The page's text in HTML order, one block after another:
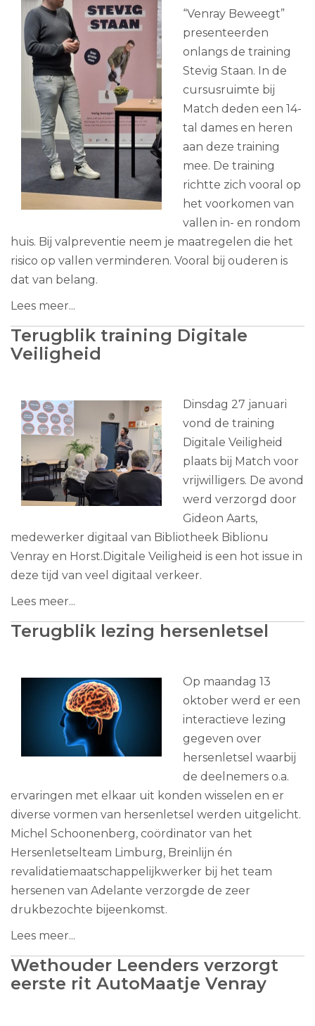
“Venray Beweegt”
presenteerden
onlangs de training
Stevig Staan. In de
cursusruimte bij
Match deden een 14-
tal dames en heren
aan deze training
mee. De training
richtte zich vooral op
het voorkomen van
vallen in- en rondom
huis. Bij valpreventie neem je maatregelen die het
risico op vallen verminderen. Vooral bij ouderen is
dat van belang.
Lees meer...
Terugblik training Digitale
Veiligheid
Dinsdag 27 januari
vond de training
Digitale Veiligheid
plaats bij Match voor
vrijwilligers. De avond
werd verzorgd door
Gideon Aarts,
medewerker digitaal van Bibliotheek Biblionu
Venray en Horst.Digitale Veiligheid is een hot issue in
deze tijd van veel digitaal verkeer.
Lees meer...
Terugblik lezing hersenletsel
Op maandag 13
oktober werd er een
interactieve lezing
gegeven over
hersenletsel waarbij
de deelnemers o.a.
ervaringen met elkaar uit konden wisselen en er
diverse vormen van hersenletsel werden uitgelicht.
Michel Schoonenberg, coördinator van het
Hersenletselteam Limburg, Breinlijn én
revalidatiemaatschappelijkwerker bij het team
hersenen van Adelante verzorgde de zeer
drukbezochte bijeenkomst.
Lees meer...
Wethouder Leenders verzorgt
eerste rit AutoMaatje Venray